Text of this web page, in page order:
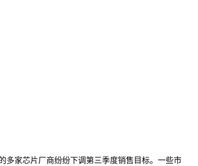
多家芯片厂商纷纷下调第三季度销售目标。一些市